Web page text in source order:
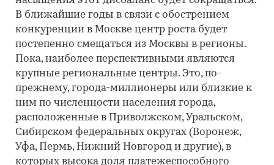
В ближайшие годы в связи с обострением
конкуренции в Москве центр роста будет
постепенно смещаться из Москвы в регионы.
Пока, наиболее перспективными являются
крупные региональные центры. Это, по-
прежнему, города-миллионеры или близкие к
ним по численности населения города,
расположенные в Приволжском, Уральском,
Сибирском федеральных округах (Воронеж,
Уфа, Пермь, Нижний Новгород и другие), в
которых высока доля платежеспособного